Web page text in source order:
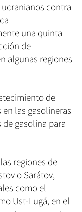
contra
una quinta
de
algunas regiones
de
las gasolineras
gasolina para
regiones de
o Sarátov,
como el
Ust-Lugá, en el